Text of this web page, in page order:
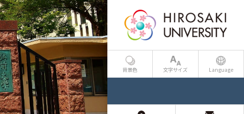
背景色 文字サイズ Language